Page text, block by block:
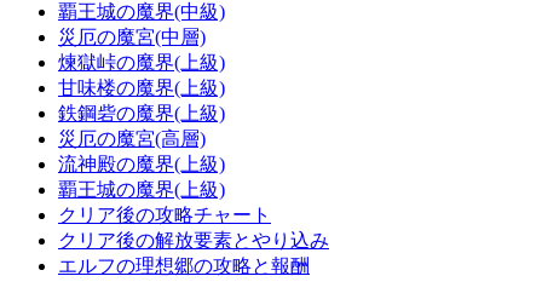
覇王城の魔界(中級)
災厄の魔宮(中層)
煉獄峠の魔界(上級)
甘味楼の魔界(上級)
鉄鋼砦の魔界(上級)
災厄の魔宮(高層)
流神殿の魔界(上級)
覇王城の魔界(上級)
クリア後の攻略チャート
クリア後の解放要素とやり込み
エルフの理想郷の攻略と報酬